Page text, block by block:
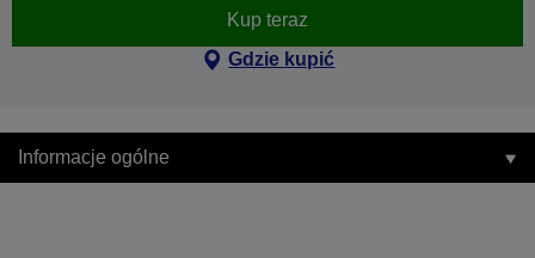
Kup teraz
Gdzie kupić
Informacje ogólne